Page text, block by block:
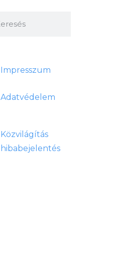
Impresszum
Adatvédelem
Közvilágítás
hibabejelentés